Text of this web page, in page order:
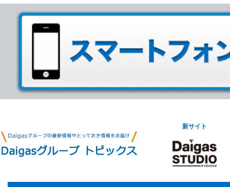
新サイト